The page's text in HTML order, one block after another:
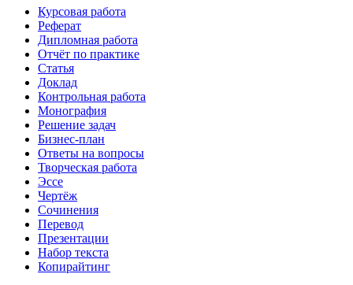
Курсовая работа
Реферат
Дипломная работа
Отчёт по практике
Статья
Доклад
Контрольная работа
Монография
Решение задач
Бизнес-план
Ответы на вопросы
Творческая работа
Эссе
Чертёж
Сочинения
Перевод
Презентации
Набор текста
Копирайтинг